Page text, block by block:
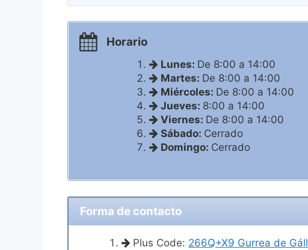
Horario
Lunes: De 8:00 a 14:00
Martes: De 8:00 a 14:00
Miércoles: De 8:00 a 14:00
Jueves: 8:00 a 14:00
Viernes: De 8:00 a 14:00
Sábado: Cerrado
Domingo: Cerrado
Forma de contacto
Plus Code: 266Q+X9 Gurrea de